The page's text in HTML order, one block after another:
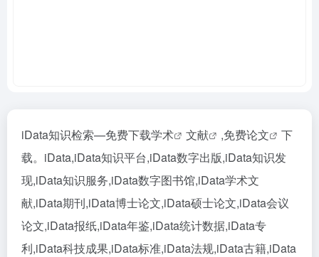
iData知识检索—免费下载学术 文献 ,免费论文
下
载。iData,iData知识平台,iData数字出版,iData知识发
现,iData知识服务,iData数字图书馆,iData学术文
献,iData期刊,iData博士论文,iData硕士论文,iData会议
论文,iData报纸,iData年鉴,iData统计数据,iData专
利,iData科技成果,iData标准,iData法规,iData古籍,iData